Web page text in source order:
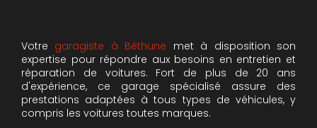
Votre garagiste à Béthune met à disposition son
expertise pour répondre aux besoins en entretien et
réparation de voitures. Fort de plus de 20 ans
d'expérience, ce garage spécialisé assure des
prestations adaptées à tous types de véhicules, y
compris les voitures toutes marques.